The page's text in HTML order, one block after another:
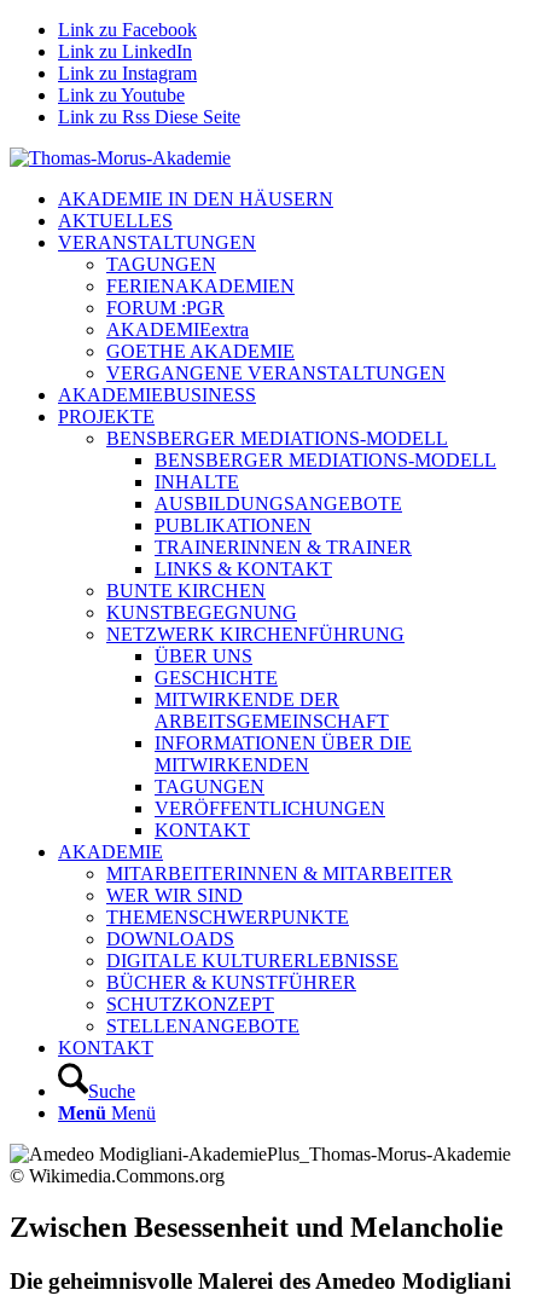
Link zu Facebook
Link zu LinkedIn
Link zu Instagram
Link zu Youtube
Link zu Rss Diese Seite
AKADEMIE IN DEN HÄUSERN
AKTUELLES
VERANSTALTUNGEN
TAGUNGEN
FERIENAKADEMIEN
FORUM :PGR
AKADEMIEextra
GOETHE AKADEMIE
VERGANGENE VERANSTALTUNGEN
AKADEMIEBUSINESS
PROJEKTE
BENSBERGER MEDIATIONS-MODELL
BENSBERGER MEDIATIONS-MODELL
INHALTE
AUSBILDUNGSANGEBOTE
PUBLIKATIONEN
TRAINERINNEN & TRAINER
LINKS & KONTAKT
BUNTE KIRCHEN
KUNSTBEGEGNUNG
NETZWERK KIRCHENFÜHRUNG
ÜBER UNS
GESCHICHTE
MITWIRKENDE DER
ARBEITSGEMEINSCHAFT
INFORMATIONEN ÜBER DIE
MITWIRKENDEN
TAGUNGEN
VERÖFFENTLICHUNGEN
KONTAKT
AKADEMIE
MITARBEITERINNEN & MITARBEITER
WER WIR SIND
THEMENSCHWERPUNKTE
DOWNLOADS
DIGITALE KULTURERLEBNISSE
BÜCHER & KUNSTFÜHRER
SCHUTZKONZEPT
STELLENANGEBOTE
KONTAKT
Suche
Menü Menü
© Wikimedia.Commons.org
Zwischen Besessenheit und Melancholie
Die geheimnisvolle Malerei des Amedeo Modigliani